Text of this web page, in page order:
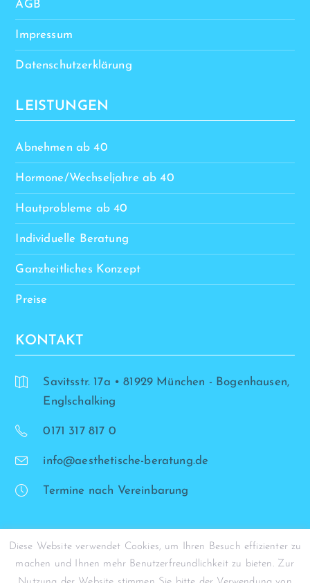
AGB
Impressum
Datenschutzerklärung
LEISTUNGEN
Abnehmen ab 40
Hormone/Wechseljahre ab 40
Hautprobleme ab 40
Individuelle Beratung
Ganzheitliches Konzept
Preise
KONTAKT
Savitsstr. 17a • 81929 München - Bogenhausen,
Englschalking
0171 317 817 0
info@aesthetische-beratung.de
Termine nach Vereinbarung
© Simona Stohrer - 2026
Diese Website verwendet Cookies, um Ihren Besuch effizienter zu
machen und Ihnen mehr Benutzerfreundlichkeit zu bieten. Zur